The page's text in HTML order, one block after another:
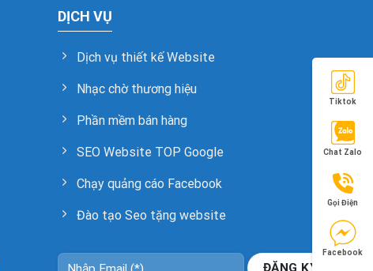
DỊCH VỤ
Dịch vụ thiết kế Website
Nhạc chờ thương hiệu
Phần mềm bán hàng
SEO Website TOP Google
Chạy quảng cáo Facebook
Đào tạo Seo tặng website
Tiktok
Chat Zalo
Gọi Điện
Facebook